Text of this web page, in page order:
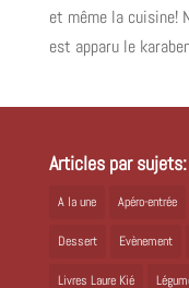
et même la cuisine!
est apparu le
Articles par sujets:
A la une Apéro-entrée
Dessert Evènement
Livres Laure Kié